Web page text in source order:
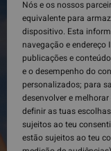
Nós e os nossos
equivalente para
dispositivo. Esta
navegação e
publicações e
e o desempenho do
personalizados; para
desenvolver e
definir as tuas
sujeitos ao teu
estão sujeitos ao teu